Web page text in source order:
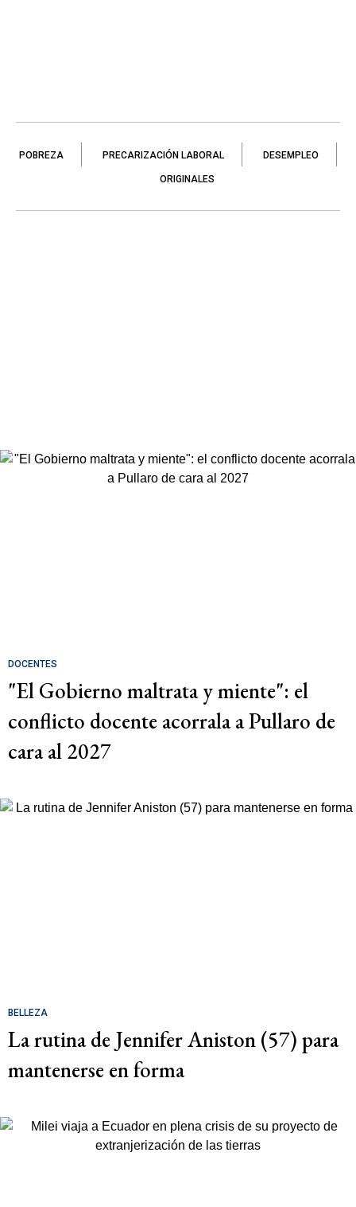
POBREZA PRECARIZACIÓN LABORAL DESEMPLEO
ORIGINALES
DOCENTES
"El Gobierno maltrata y miente": el
conflicto docente acorrala a Pullaro de
cara al 2027
BELLEZA
La rutina de Jennifer Aniston (57) para
mantenerse en forma